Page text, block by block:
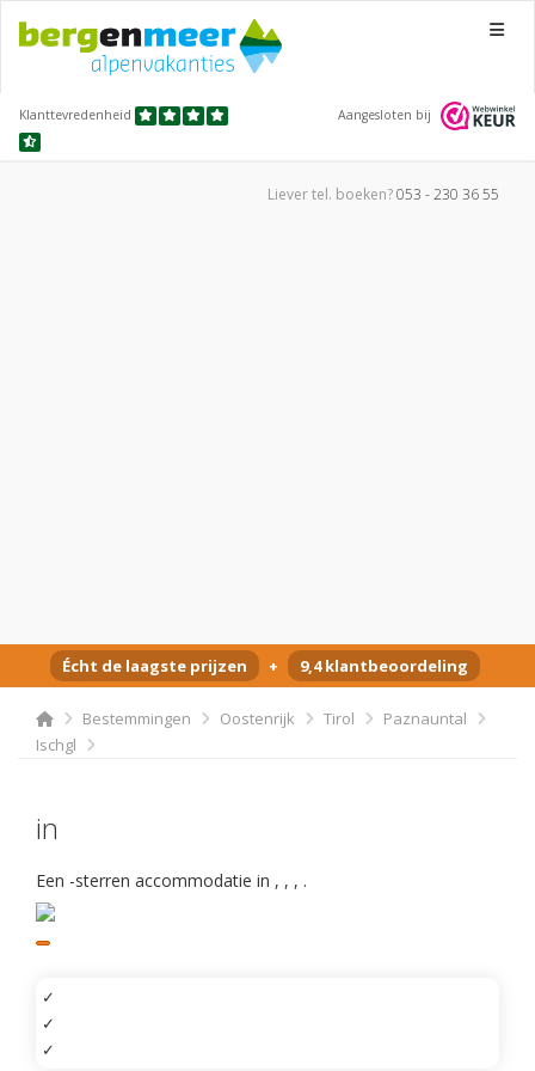
Menu
Klanttevredenheid Aangesloten bij
Liever tel. boeken?053 - 230 36 55
Écht de laagste prijzen + 9,4 klantbeoordeling
Bestemmingen Oostenrijk Tirol
Paznauntal
Ischgl
in
Een -sterren accommodatie in , , , .
✓
✓
✓